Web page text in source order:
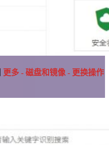
更多 - 磁盘和镜像 - 更换操作